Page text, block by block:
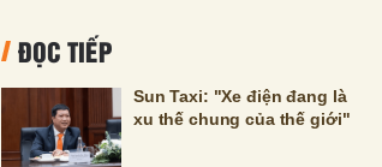
ĐỌC TIẾP
Sun Taxi: "Xe điện đang là
xu thế chung của thế giới"